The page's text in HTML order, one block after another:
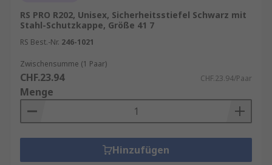
RS PRO R202, Unisex, Sicherheitsstiefel Schwarz mit
Stahl-Schutzkappe, Größe 41 7
RS Best.-Nr. 246-1021
Zwischensumme (1 Paar)
CHF.23.94 CHF.23.94/Paar
Menge
Hinzufügen